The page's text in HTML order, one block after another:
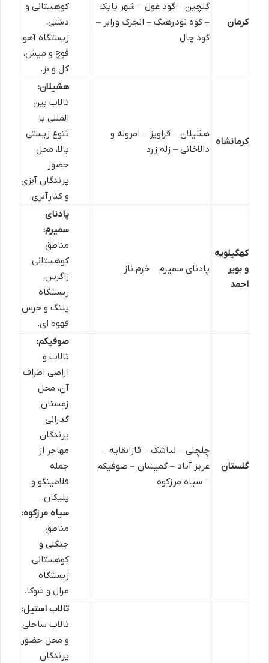
کرمان
گلچین – گود غول – شهر بابک
– کوه نودرهنگ – انجرک ورابر –
گود چال
کوهستانی و
دشتی،
زیستگاه آهو،
قوچ و میش،
کل و بز.
کرمانشاه
هشیلان – قراویز – امروله و
دالاخانی – زله زرد
هشیلان:
تالاب بین
المللی با
تنوع زیستی
بالا، محل
حضور
پرندگان آبزی
و کنارآبزی.
کهگیلویه
و بویر
احمد
پادنای سمیرم – خرم ناز
پادنای
سمیرم:
مناطق
کوهستانی
زاگرس،
زیستگاه
پلنگ و خرس
قهوه ای.
گلستان
چلچلی – نیاشک – قازانقایه –
عزیز آباد – گمیشان – صوفیکم
– سیاه مرزکوه
صوفیکم:
تالاب و
اراضی اطراف
آن، محل
زمستان
گذرانی
پرندگان
مهاجر از
جمله
فلامینگو و
پلیکان.
سیاه مرزکوه:
مناطق
جنگلی و
کوهستانی،
زیستگاه
مرال و شوکا.
تالاب استیل:
تالاب ساحلی
و محل حضور
پرندگان